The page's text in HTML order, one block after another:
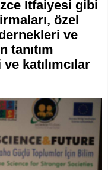
İtfaiyesi gibi
özel
ve
tanıtım
katılımcılar